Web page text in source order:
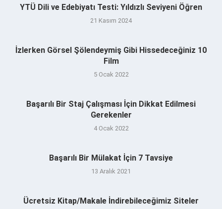
YTÜ Dili ve Edebiyatı Testi: Yıldızlı Seviyeni Öğren
21 Kasım 2024
İzlerken Görsel Şölendeymiş Gibi Hissedeceğiniz 10
Film
5 Ocak 2022
Başarılı Bir Staj Çalışması İçin Dikkat Edilmesi
Gerekenler
4 Ocak 2022
Başarılı Bir Mülakat İçin 7 Tavsiye
13 Aralık 2021
Ücretsiz Kitap/Makale İndirebileceğimiz Siteler